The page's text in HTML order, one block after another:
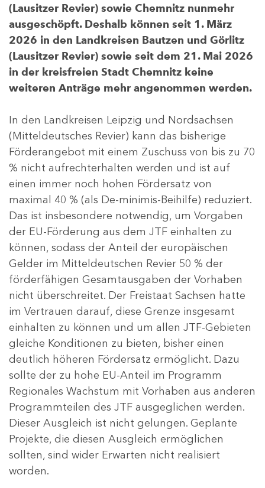
(Lausitzer Revier) sowie Chemnitz nunmehr
ausgeschöpft. Deshalb können seit 1. März
2026 in den Landkreisen Bautzen und Görlitz
(Lausitzer Revier) sowie seit dem 21. Mai 2026
in der kreisfreien Stadt Chemnitz keine
weiteren Anträge mehr angenommen werden.
In den Landkreisen Leipzig und Nordsachsen
(Mitteldeutsches Revier) kann das bisherige
Förderangebot mit einem Zuschuss von bis zu 70
% nicht aufrechterhalten werden und ist auf
einen immer noch hohen Fördersatz von
maximal 40 % (als De-minimis-Beihilfe) reduziert.
Das ist insbesondere notwendig, um Vorgaben
der EU-Förderung aus dem JTF einhalten zu
können, sodass der Anteil der europäischen
Gelder im Mitteldeutschen Revier 50 % der
förderfähigen Gesamtausgaben der Vorhaben
nicht überschreitet. Der Freistaat Sachsen hatte
im Vertrauen darauf, diese Grenze insgesamt
einhalten zu können und um allen JTF-Gebieten
gleiche Konditionen zu bieten, bisher einen
deutlich höheren Fördersatz ermöglicht. Dazu
sollte der zu hohe EU-Anteil im Programm
Regionales Wachstum mit Vorhaben aus anderen
Programmteilen des JTF ausgeglichen werden.
Dieser Ausgleich ist nicht gelungen. Geplante
Projekte, die diesen Ausgleich ermöglichen
sollten, sind wider Erwarten nicht realisiert
worden.